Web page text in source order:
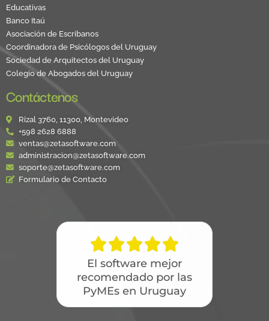
Educativas
Banco Itaú
Asociación de Escribanos
Coordinadora de Psicólogos del Uruguay
Sociedad de Arquitectos del Uruguay
Colegio de Abogados del Uruguay
Contáctenos
Rizal 3760, 11300, Montevideo
+598 2628 6888
ventas@zetasoftware.com
administracion@zetasoftware.com
soporte@zetasoftware.com
Formulario de Contacto

El software mejor
recomendado por las
PyMEs en Uruguay